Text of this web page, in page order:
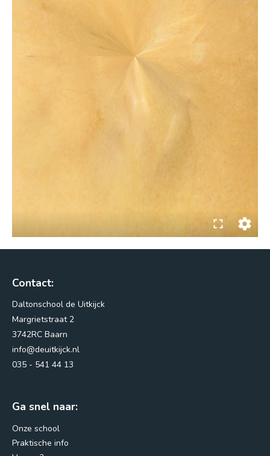
3742RC Baarn
info@deuitkijck.nl
035 - 541 44 13
Contact:
Daltonschool de Uitkijck
Margrietstraat 2
3742RC Baarn
info@deuitkijck.nl
035 - 541 44 13
Ga snel naar:
Onze school
Praktische info